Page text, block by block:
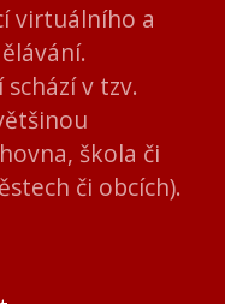
virtuálního a
schází v tzv.
škola či
či obcích).